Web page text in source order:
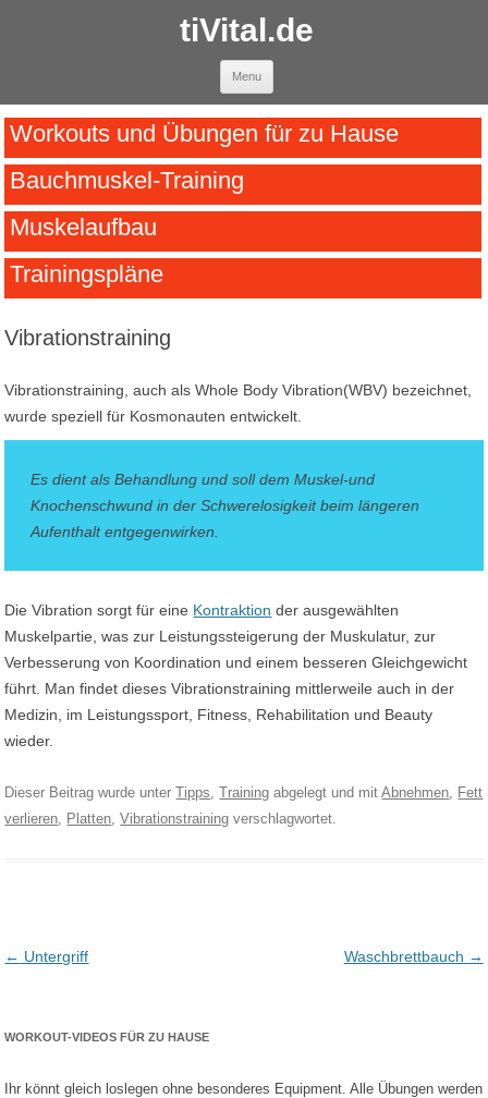
tiVital.de
Menu
Workouts und Übungen für zu Hause
Bauchmuskel-Training
Muskelaufbau
Trainingspläne
Vibrationstraining
Vibrationstraining, auch als Whole Body Vibration(WBV) bezeichnet,
wurde speziell für Kosmonauten entwickelt.
Es dient als Behandlung und soll dem Muskel-und
Knochenschwund in der Schwerelosigkeit beim längeren
Aufenthalt entgegenwirken.
Die Vibration sorgt für eine Kontraktion der ausgewählten
Muskelpartie, was zur Leistungssteigerung der Muskulatur, zur
Verbesserung von Koordination und einem besseren Gleichgewicht
führt. Man findet dieses Vibrationstraining mittlerweile auch in der
Medizin, im Leistungssport, Fitness, Rehabilitation und Beauty
wieder.
Dieser Beitrag wurde unterTipps,Training abgelegt und mitAbnehmen, Fett
verlieren, Platten,Vibrationstraining verschlagwortet.
Post navigation
← Untergriff Waschbrettbauch →
WORKOUT-VIDEOS FÜR ZU HAUSE
Ihr könnt gleich loslegen ohne besonderes Equipment. Alle Übungen werden